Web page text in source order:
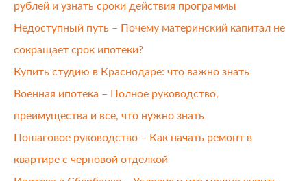
рублей и узнать сроки действия программы
Недоступный путь – Почему материнский капитал не
сокращает срок ипотеки?
Купить студию в Краснодаре: что важно знать
Военная ипотека – Полное руководство,
преимущества и все, что нужно знать
Пошаговое руководство – Как начать ремонт в
квартире с черновой отделкой